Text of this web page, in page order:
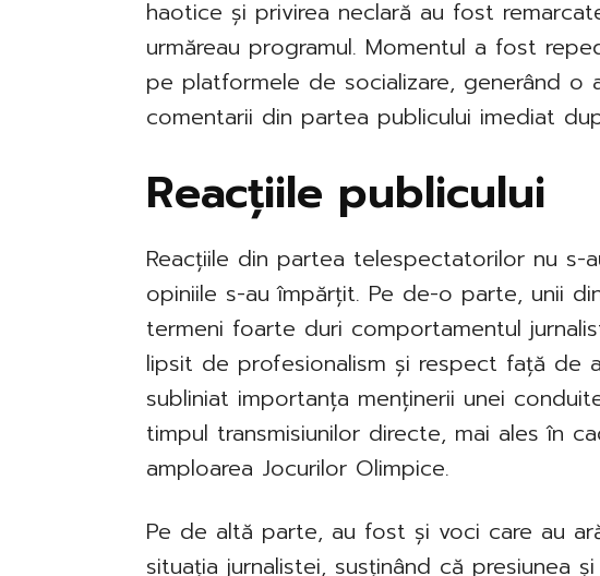
haotice și privirea neclară au fost
urmăreau programul. Momentul a fost
pe platformele de socializare, generând o
comentarii din partea publicului imediat
Reacțiile publicului
Reacțiile din partea telespectatorilor nu s-
opiniile s-au împărțit. Pe de-o parte, unii
termeni foarte duri comportamentul
lipsit de profesionalism și respect față de
subliniat importanța menținerii unei
timpul transmisiunilor directe, mai ales în
amploarea Jocurilor Olimpice.
Pe de altă parte, au fost și voci care au
situația jurnalistei, susținând că presiunea